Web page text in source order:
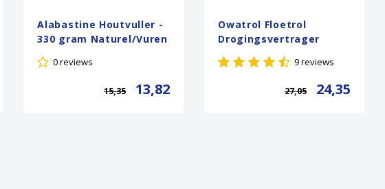
Alabastine Houtvuller -
330 gram Naturel/Vuren
0 reviews
15,35 13,82
Owatrol Floetrol
Drogingsvertrager
9 reviews
27,05 24,35